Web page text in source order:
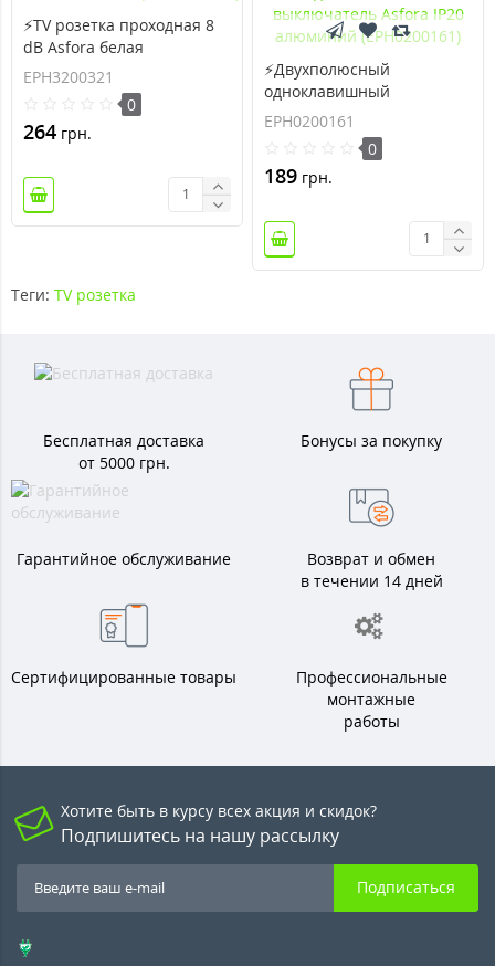
⚡TV розетка проходная 8
dB Asfora белая
(EPH3200321)
EPH3200321
0
264 грн.
⚡Двухполюсный
одноклавишный
выключатель Asfora IP20
алюминий (EPH0200161)
EPH0200161
0
189 грн.
Теги: TV розетка
Бесплатная доставка
от 5000 грн.
Бонусы за покупку
Гарантийное обслуживание
Возврат и обмен
в течении 14 дней
Сертифицированные товары
Профессиональные
монтажные
работы
Хотите быть в курсу всех акция и скидок?
Подпишитесь на нашу рассылку
Подписаться